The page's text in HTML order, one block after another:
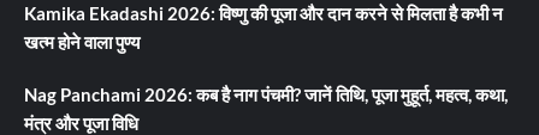
Kamika Ekadashi 2026: विष्णु की पूजा और दान करने से मिलता है कभी न
खत्म होने वाला पुण्य
Nag Panchami 2026: कब है नाग पंचमी? जानें तिथि, पूजा मुहूर्त, महत्व, कथा,
मंत्र और पूजा विधि